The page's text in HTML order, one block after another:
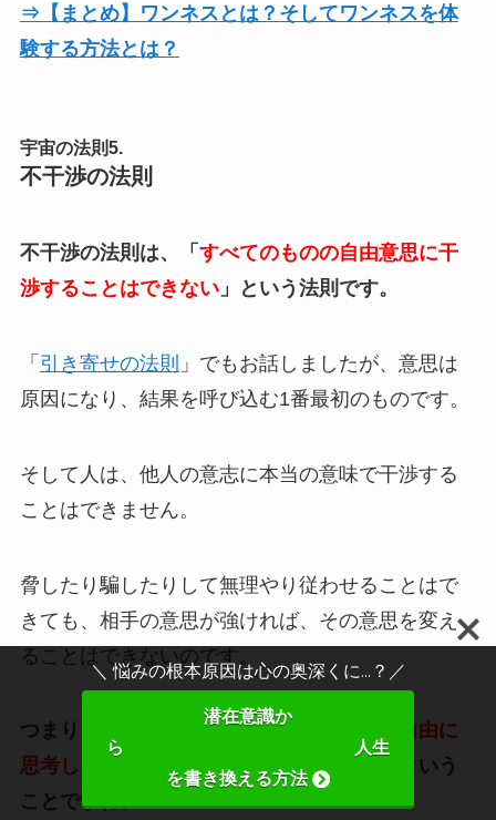
⇒【まとめ】ワンネスとは？そしてワンネスを体
験する方法とは？
宇宙の法則5.
不干渉の法則
不干渉の法則は、「 すべてのものの自由意思に干
渉することはできない」という法則です。
「 引き寄せの法則 」でもお話しましたが、意思は
原因になり、結果を呼び込む1番最初のものです。
そして人は、他人の意志に本当の意味で干渉する
ことはできません。
脅したり騙したりして無理やり従わせることはで
きても、相手の意思が強ければ、その意思を変え
ることはできないのです。
つまり、私たちは外からの干渉を受けず、
自由に
思考し、それを実現化させることができる
という
ことですね。
＼ 悩みの根本原因は心の奥深くに...？／
潜在意識か
ら 人生
を書き換える方法